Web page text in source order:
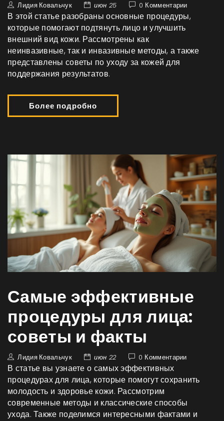
Лидия Ковальчук июн 25 0 Комментарии
В этой статье разобраны основные процедуры,
которые помогают подтянуть лицо и улучшить
внешний вид кожи. Рассмотрены как
неинвазивные, так и инвазивные методы, а также
представлены советы по уходу за кожей для
поддержания результатов.
Более подробно
Самые эффективные
процедуры для лица:
советы и факты
Лидия Ковальчук июн 22 0 Комментарии
В статье вы узнаете о самых эффективных
процедурах для лица, которые помогут сохранить
молодость и здоровье кожи. Рассмотрим
современные методы и классические способы
ухода. Также поделимся интересными фактами и